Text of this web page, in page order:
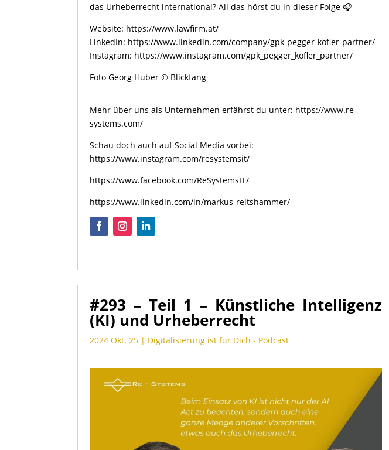
das Urheberrecht international? All das hörst du in dieser Folge 🎧
Website: https://www.lawfirm.at/
LinkedIn: https://www.linkedin.com/company/gpk-pegger-kofler-partner/
Instagram: https://www.instagram.com/gpk_pegger_kofler_partner/
Foto Georg Huber © Blickfang
Mehr über uns als Unternehmen erfährst du unter: https://www.re-
systems.com/
Schau doch auch auf Social Media vorbei:
https://www.instagram.com/resystemsit/
https://www.facebook.com/ReSystemsIT/
https://www.linkedin.com/in/markus-reitshammer/
#293 – Teil 1 – Künstliche Intelligenz
(KI) und Urheberrecht
2024 Okt. 25 | Digitalisierung ist für Dich - Podcast